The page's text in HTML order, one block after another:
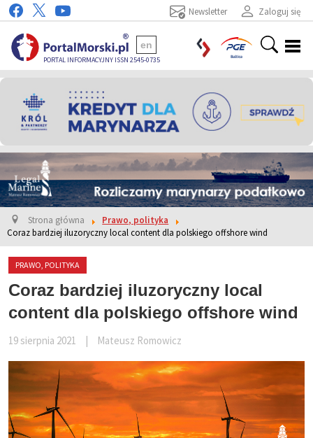
Zaloguj się
Newsletter
PORTAL INFORMACYJNY ISSN 2545-0735
en
Strona główna
Prawo, polityka
Coraz bardziej iluzoryczny local content dla polskiego offshore wind
PRAWO, POLITYKA
Coraz bardziej iluzoryczny local
content dla polskiego offshore wind
19 sierpnia 2021 Mateusz Romowicz